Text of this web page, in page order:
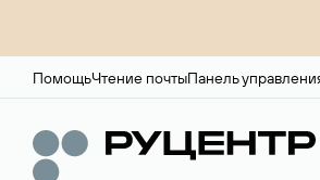
ПомощьЧтение почтыПанель